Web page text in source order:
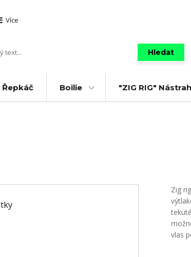
Více
Hledat
Řepkáč Boilie "ZIG RIG"
Zig
vlas